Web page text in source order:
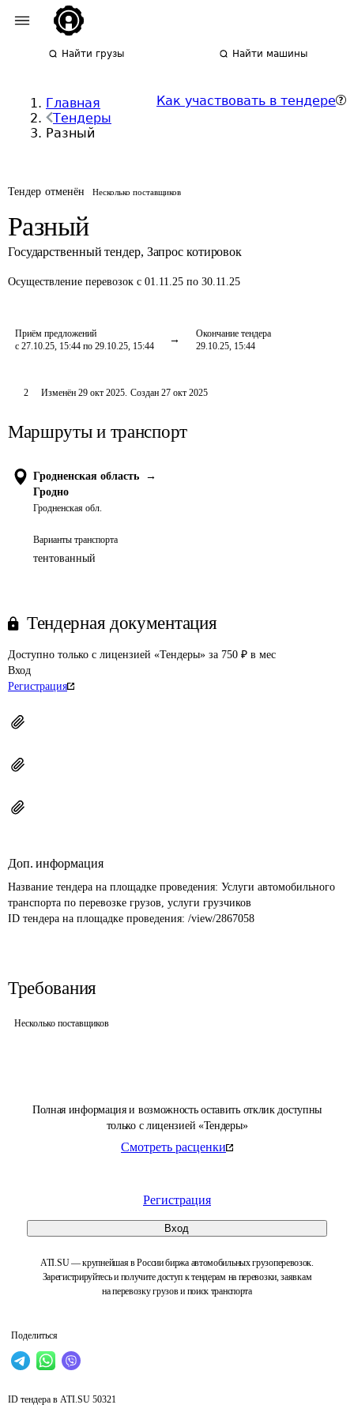
Найти грузы Найти машины
Главная
Тендеры
Разный
Как участвовать в тендере
Тендер отменён Несколько поставщиков
Разный
Государственный тендер, Запрос котировок
Осуществление перевозок с 01.11.25 по 30.11.25
Приём предложений
с 27.10.25, 15:44 по 29.10.25, 15:44
Окончание тендера
29.10.25, 15:44
Полная информация и возможность оставить отклик доступны
только с лицензией «Тендеры»
Смотреть расценки
Регистрация
Вход
ATI.SU — крупнейшая в России биржа автомобильных грузоперевозок.
Зарегистрируйтесь и получите доступ к тендерам на перевозки, заявкам
на перевозку грузов и поиск транспорта
Поделиться
2 Изменён 29 окт 2025. Создан 27 окт 2025
Маршруты и транспорт
Гродненская область
→
Гродно
Гродненская обл.
Варианты транспорта
тентованный
Тендерная документация
Доступно только с лицензией «Тендеры» за 750 ₽ в мес
Вход
Регистрация
Доп. информация
Название тендера на площадке проведения: Услуги автомобильного
транспорта по перевозке грузов, услуги грузчиков
ID тендера на площадке проведения: /view/2867058
Требования
Несколько поставщиков
ID тендера в ATI.SU 50321